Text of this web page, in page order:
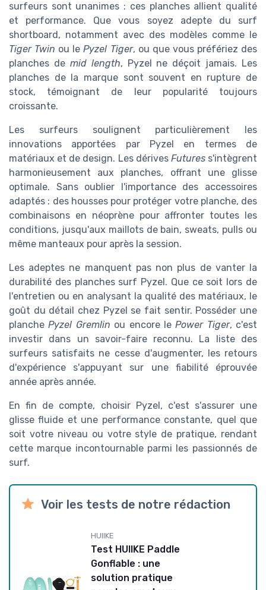
surfeurs sont unanimes : ces planches allient qualité
et performance. Que vous soyez adepte du surf
shortboard, notamment avec des modèles comme le
Tiger Twin ou lePyzel Tiger, ou que vous préfériez des
planches de mid length, Pyzel ne déçoit jamais. Les
planches de la marque sont souvent en rupture de
stock, témoignant de leur popularité toujours
croissante.
Les surfeurs soulignent particulièrement les
innovations apportées par Pyzel en termes de
matériaux et de design. Les dérives Futuress'intègrent
harmonieusement aux planches, offrant une glisse
optimale. Sans oublier l'importance des accessoires
adaptés : des housses pour protéger votre planche, des
combinaisons en néoprène pour affronter toutes les
conditions, jusqu'aux maillots de bain, sweats, pulls ou
même manteaux pour après la session.
Les adeptes ne manquent pas non plus de vanter la
durabilité des planches surf Pyzel. Que ce soit lors de
l'entretien ou en analysant la qualité des matériaux, le
goût du détail chez Pyzel se fait sentir. Posséder une
planchePyzel Gremlin ou encore lePower Tiger, c'est
investir dans un savoir-faire reconnu. La liste des
surfeurs satisfaits ne cesse d'augmenter, les retours
d'expérience s'appuyant sur une fiabilité éprouvée
année après année.
En fin de compte, choisir Pyzel, c'est s'assurer une
glisse fluide et une performance constante, quel que
soit votre niveau ou votre style de pratique, rendant
cette marque incontournable parmi les passionnés de
surf.
Voir les tests de notre rédaction
HUIIKE
Test HUIIKE Paddle
Gonflable : une
solution pratique